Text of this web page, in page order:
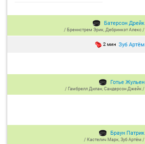
Батерсон Дрейк
/ Бреннстрем Эрик,Дебринкэт Алекс /
2 мин Зуб Артём
Готье Жульен
/ Гамбрелл Дилан,Сандерсон Джейк /
Браун Патрик
/ Кастелич Марк,Зуб Артём /